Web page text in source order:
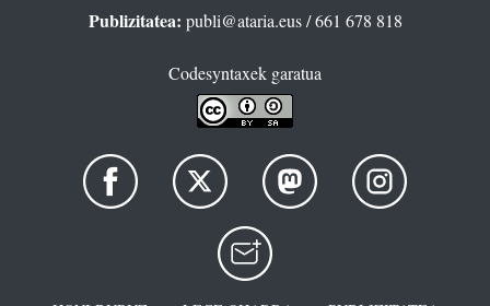
Publizitatea: publi@ataria.eus/ 661 678 818
Codesyntaxek garatua